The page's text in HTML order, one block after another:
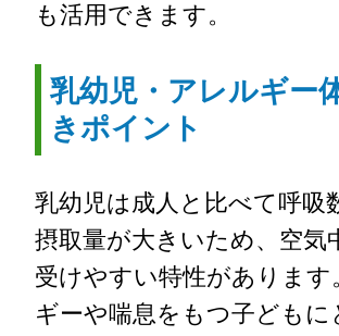
も活用できます。
乳幼児・アレルギー
きポイント
乳幼児は成人と比べて呼吸
摂取量が大きいため、空気
受けやすい特性がありま
ギーや喘息をもつ子ども